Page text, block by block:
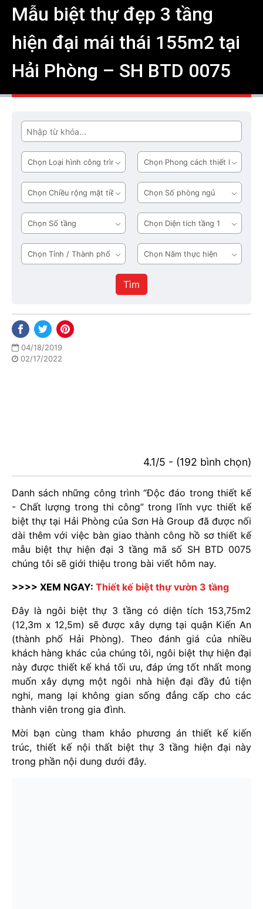
Mẫu biệt thự đẹp 3 tầng
hiện đại mái thái 155m2 tại
Hải Phòng – SH BTD 0075
Tìm
Loại
hình
công
trình
Phong
cách
thiết
kế
Chiều
rộng
mặt
tiền
Số
phòng
ngủ
Số
tầng
Diện
tích
tầng
1
Tỉnh
/
Năm
thực
hiện
Tìm
04/18/2019
02/17/2022
4.1/5 - (192 bình chọn)
Danh sách những công trình “Độc đáo trong thiết kế
- Chất lượng trong thi công” trong lĩnh vực thiết kế
biệt thự tại Hải Phòng của Sơn Hà Group đã được nối
dài thêm với việc bàn giao thành công hồ sơ thiết kế
mẫu biệt thự hiện đại 3 tầng mã số SH BTD 0075
chúng tôi sẽ giới thiệu trong bài viết hôm nay.
>>>> XEM NGAY: Thiết kế biệt thự vườn 3 tầng
Đây là ngôi biệt thự 3 tầng có diện tích 153,75m2
(12,3m x 12,5m) sẽ được xây dựng tại quận Kiến An
(thành phố Hải Phòng). Theo đánh giá của nhiều
khách hàng khác của chúng tôi, ngôi biệt thự hiện đại
này được thiết kế khá tối ưu, đáp ứng tốt nhất mong
muốn xây dựng một ngôi nhà hiện đại đầy đủ tiện
nghi, mang lại không gian sống đẳng cấp cho các
thành viên trong gia đình.
Mời bạn cùng tham khảo phương án thiết kế kiến
trúc, thiết kế nội thất biệt thự 3 tầng hiện đại này
trong phần nội dung dưới đây.